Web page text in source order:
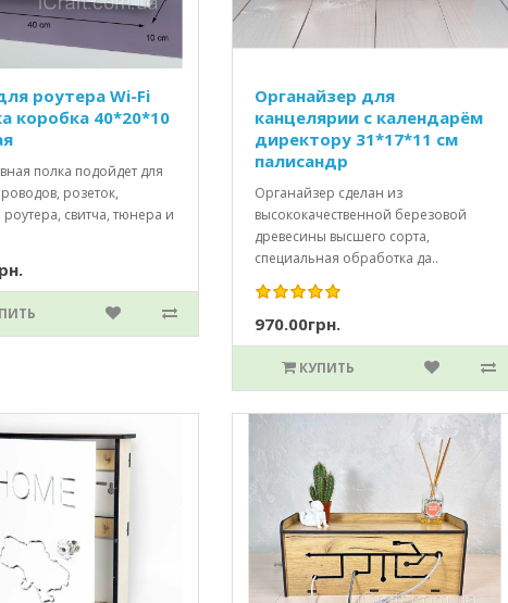
роутера Wi-Fi
коробка 40*20*10
полка подойдет для
розеток,
свитча, тюнера и
Органайзер для
канцелярии с календарём
директору 31*17*11 см
палисандр
Органайзер сделан из
высококачественной березовой
древесины высшего сорта,
специальная обработка да..
970.00грн.
КУПИТЬ